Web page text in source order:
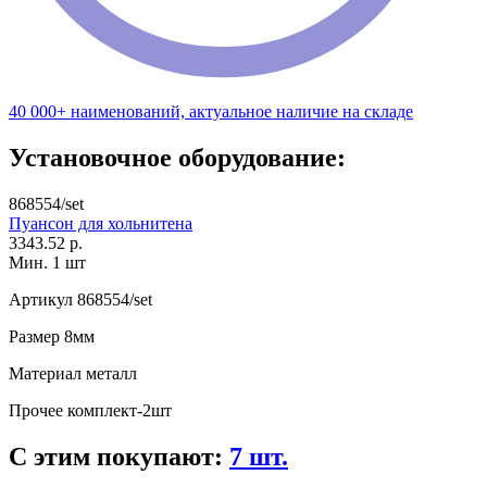
40 000+ наименований, актуальное наличие на складе
Установочное оборудование:
868554/set
Пуансон для хольнитена
3343.52 р.
Мин. 1 шт
Артикул 868554/set
Размер 8мм
Материал металл
Прочее комплект-2шт
С этим покупают: 7 шт.